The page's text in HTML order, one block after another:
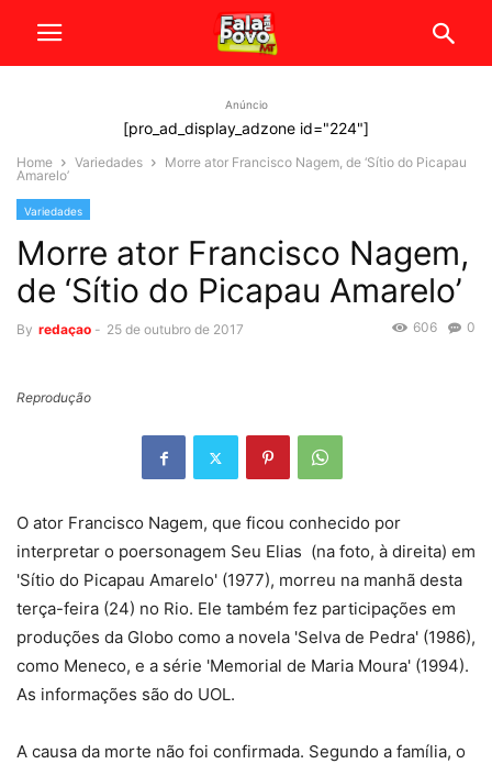
Anúncio
[pro_ad_display_adzone id="224"]
Home Variedades
Morre ator Francisco Nagem, de ‘Sítio do Picapau
Amarelo’
Variedades
Morre ator Francisco Nagem,
de ‘Sítio do Picapau Amarelo’
By redaçao - 25 de outubro de 2017 0
606
Reprodução
O ator Francisco Nagem, que ficou conhecido por
interpretar o poersonagem Seu Elias (na foto, à direita) em
'Sítio do Picapau Amarelo' (1977), morreu na manhã desta
terça-feira (24) no Rio. Ele também fez participações em
produções da Globo como a novela 'Selva de Pedra' (1986),
como Meneco, e a série 'Memorial de Maria Moura' (1994).
As informações são do UOL.
A causa da morte não foi confirmada. Segundo a família, o